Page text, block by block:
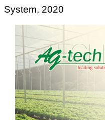
System, 2020